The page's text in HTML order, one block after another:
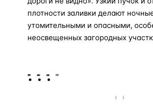
плотности заливки делают
утомительными и опасными,
неосвещенных загородных
‹ ›